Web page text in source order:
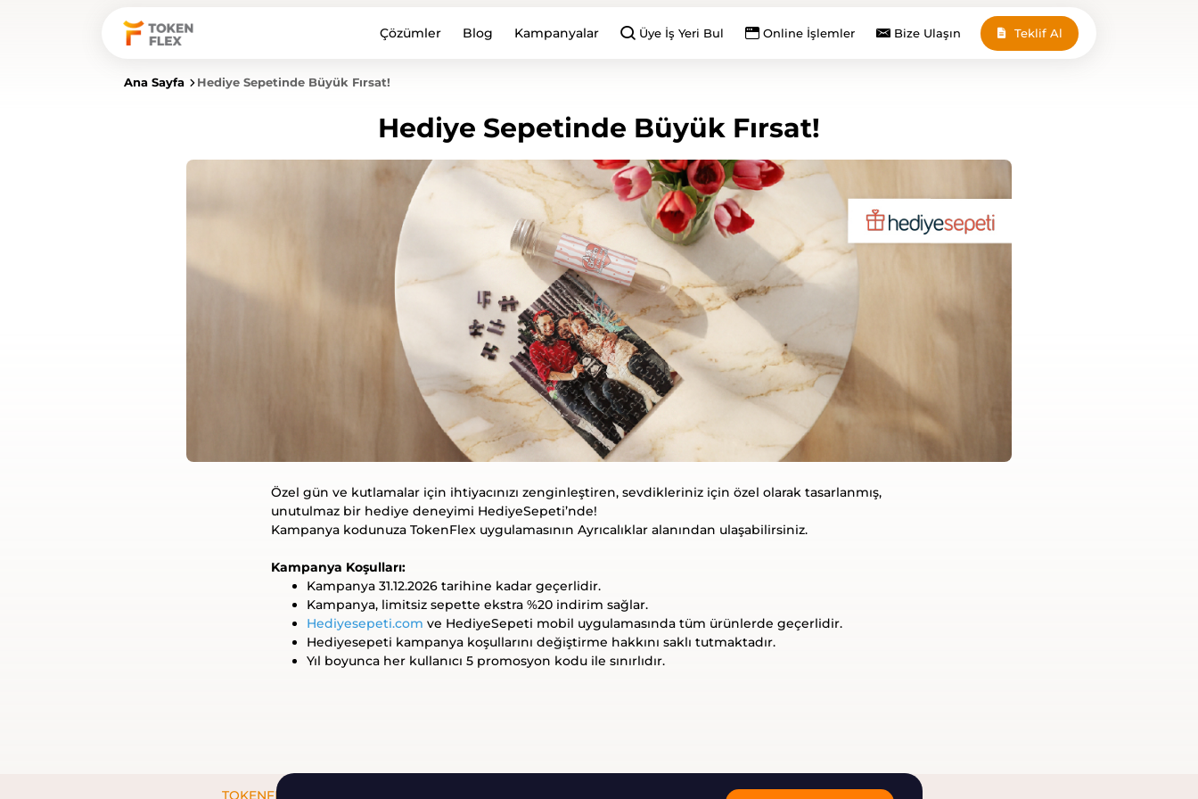
Çözümler Blog Kampanyalar Üye İş Yeri Bul Online İşlemler Bize Ulaşın Teklif Al
Ana Sayfa Hediye Sepetinde Büyük Fırsat!
Hediye Sepetinde Büyük Fırsat!
Özel gün ve kutlamalar için ihtiyacınızı zenginleştiren, sevdikleriniz için özel olarak tasarlanmış,
unutulmaz bir hediye deneyimi HediyeSepeti’nde!
Kampanya kodunuza TokenFlex uygulamasının Ayrıcalıklar alanından ulaşabilirsiniz.
Kampanya Koşulları:
Kampanya 31.12.2026 tarihine kadar geçerlidir.
Kampanya, limitsiz sepette ekstra %20 indirim sağlar.
Hediyesepeti.com ve HediyeSepeti mobil uygulamasında tüm ürünlerde geçerlidir.
Hediyesepeti kampanya koşullarını değiştirme hakkını saklı tutmaktadır.
Yıl boyunca her kullanıcı 5 promosyon kodu ile sınırlıdır.
TOKENFLEX AI